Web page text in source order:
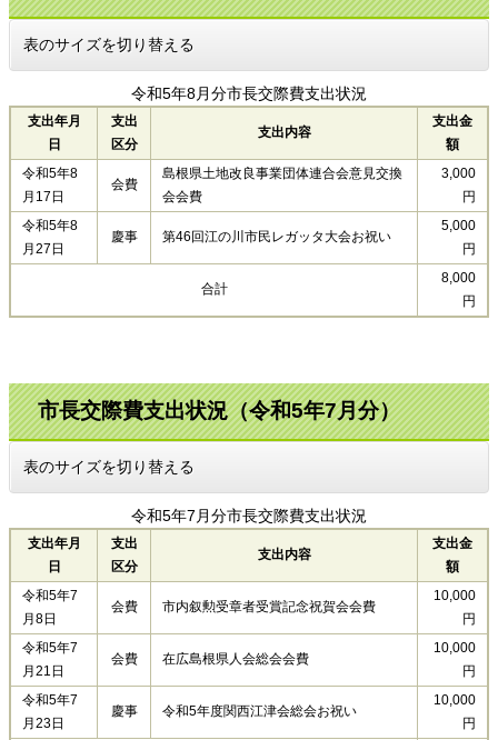
表のサイズを切り替える
支出年月
日
支出
区分
支出内容
支出金
額
令和5年8月分市長交際費支出状況
令和5年8
月17日
会費
島根県土地改良事業団体連合会意見交換
会会費
3,000
円
令和5年8
月27日
慶事 第46回江の川市民レガッタ大会お祝い
5,000
円
合計
8,000
円
市長交際費支出状況（令和5年7月分）
表のサイズを切り替える
支出年月
日
支出
区分
支出内容
支出金
額
令和5年7月分市長交際費支出状況
令和5年7
月8日
会費 市内叙勲受章者受賞記念祝賀会会費
10,000
円
令和5年7
月21日
会費 在広島根県人会総会会費
10,000
円
令和5年7
月23日
慶事 令和5年度関西江津会総会お祝い
10,000
円